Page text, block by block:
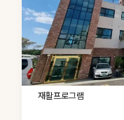
재활프로그램